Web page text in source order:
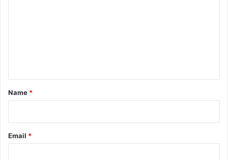
*
Name *
Email *